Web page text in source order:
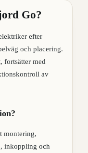
Go?
efter
och placering.
fortsätter med
av
montering,
inkoppling och